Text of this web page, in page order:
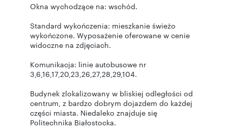
Okna wychodzące na: wschód.
Standard wykończenia: mieszkanie świeżo
wykończone. Wyposażenie oferowane w cenie
widoczne na zdjęciach.
Komunikacja: linie autobusowe nr
3,6,16,17,20,23,26,27,28,29,104.
Budynek zlokalizowany w bliskiej odległości od
centrum, z bardzo dobrym dojazdem do każdej
części miasta. Niedaleko znajduje się
Politechnika Białostocka.